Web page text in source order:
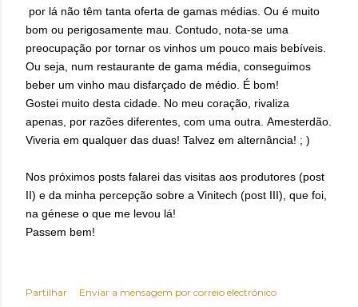
por lá não têm tanta oferta de gamas médias. Ou é muito
bom ou perigosamente mau. Contudo, nota-se uma
preocupação por tornar os vinhos um pouco mais bebíveis.
Ou seja, num restaurante de gama média, conseguimos
beber um vinho mau disfarçado de médio. É bom!
Gostei muito desta cidade. No meu coração, rivaliza
apenas, por razões diferentes, com uma outra. Amesterdão.
Viveria em qualquer das duas! Talvez em alternância! ; )
Nos próximos posts falarei das visitas aos produtores (post
II) e da minha percepção sobre a Vinitech (post III), que foi,
na génese o que me levou lá!
Passem bem!
Partilhar
Enviar a mensagem por correio electrónico